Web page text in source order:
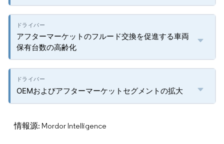
アフターマーケットのフルード交換を促進する車両
保有台数の高齢化
OEMおよびアフターマーケットセグメントの拡大
情報源: Mordor Intelligence